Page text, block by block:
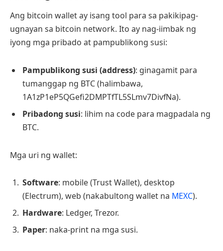
Ang bitcoin wallet ay isang tool para sa pakikipag-
ugnayan sa bitcoin network. Ito ay nag-iimbak ng
iyong mga pribado at pampublikong susi:
Pampublikong susi (address): ginagamit para
tumanggap ng BTC (halimbawa,
1A1zP1eP5QGefi2DMPTfTL5SLmv7DivfNa).
Pribadong susi: lihim na code para magpadala ng
BTC.
Mga uri ng wallet:
Software: mobile (Trust Wallet), desktop
(Electrum), web (nakabultong wallet na MEXC).
Hardware: Ledger, Trezor.
Paper: naka-print na mga susi.